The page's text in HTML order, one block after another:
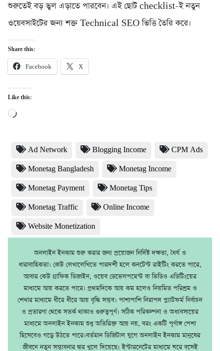
শুরুতেই বড় ভুল এড়াতে পারবেন। এই ছোট checklist-ই নতুন
ওয়েবসাইটের জন্য শক্ত Technical SEO ভিত্তি তৈরি করে।
Share this:
Facebook X
Like this:
Loading…
Ad Network Blogging Income CPM Ads
Monetag Bangladesh Monetag Income
Monetag Payment Monetag Tips
Monetag Traffic Online Income
Website Monetization
অনলাইন ইনকাম শুরু করার জন্য প্রয়োজন নির্দিষ্ট দক্ষতা, ধৈর্য ও
ধারাবাহিকতা। কেউ লেখালেখিতে পারদর্শী হলে কনটেন্ট রাইটিং করতে পারে,
আবার কেউ গ্রাফিক ডিজাইন, ওয়েব ডেভেলপমেন্ট বা ভিডিও এডিটিংয়ের
মাধ্যমে আয় করতে পারে। প্রথমদিকে আয় কম হলেও নিয়মিত পরিশ্রম ও
শেখার মাধ্যমে ধীরে ধীরে আয় বৃদ্ধি সম্ভব। পাশাপাশি নিরাপদ প্ল্যাটফর্ম নির্বাচন
ও প্রতারণা থেকে সতর্ক থাকাও গুরুত্বপূর্ণ। সঠিক পরিকল্পনা ও অধ্যবসায়ের
মাধ্যমে অনলাইন ইনকাম শুধু অতিরিক্ত আয় নয়, বরং একটি পূর্ণাঙ্গ পেশা
হিসেবেও গড়ে উঠতে পারে।বর্তমান ডিজিটাল যুগে অনলাইন ইনকাম মানুষের
জীবনে নতুন সম্ভাবনার দ্বার খুলে দিয়েছে। ইন্টারনেটের মাধ্যমে ঘরে বসেই